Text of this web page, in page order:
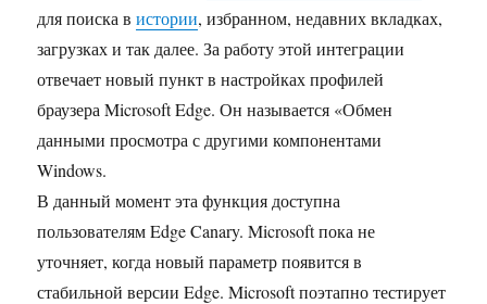
для поиска вистории, избранном, недавних вкладках,
загрузках и так далее. За работу этой интеграции
отвечает новый пункт в настройках профилей
браузера Microsoft Edge. Он называется «Обмен
данными просмотра с другими компонентами
Windows.
В данный момент эта функция доступна
пользователям Edge Canary. Microsoft пока не
уточняет, когда новый параметр появится в
стабильной версии Edge. Microsoft поэтапно тестирует